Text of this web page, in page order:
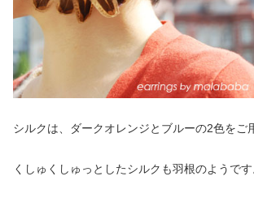
シルクは、ダークオレンジとブルーの2色をご
くしゅくしゅっとしたシルクも羽根のようです